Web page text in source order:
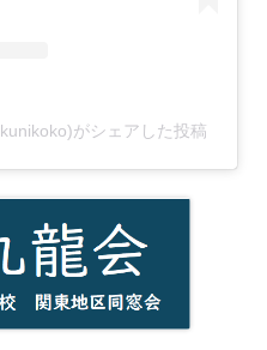
がシェアした投稿